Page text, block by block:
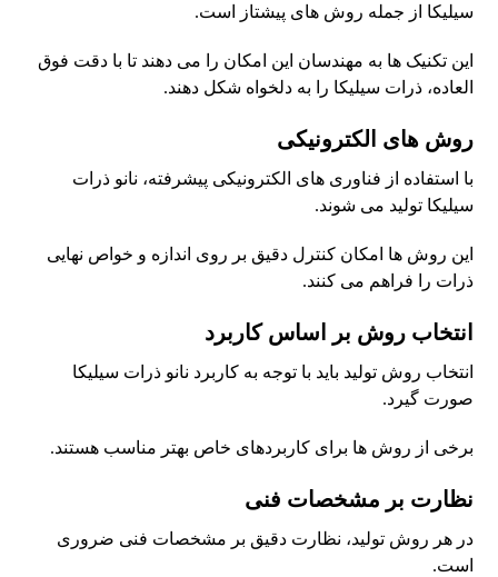
سیلیکا از جمله روش های پیشتاز است.
این تکنیک ها به مهندسان این امکان را می دهند تا با دقت فوق
العاده، ذرات سیلیکا را به دلخواه شکل دهند.
روش های الکترونیکی
با استفاده از فناوری های الکترونیکی پیشرفته، نانو ذرات
سیلیکا تولید می شوند.
این روش ها امکان کنترل دقیق بر روی اندازه و خواص نهایی
ذرات را فراهم می کنند.
انتخاب روش بر اساس کاربرد
انتخاب روش تولید باید با توجه به کاربرد نانو ذرات سیلیکا
صورت گیرد.
برخی از روش ها برای کاربردهای خاص بهتر مناسب هستند.
نظارت بر مشخصات فنی
در هر روش تولید، نظارت دقیق بر مشخصات فنی ضروری
است.